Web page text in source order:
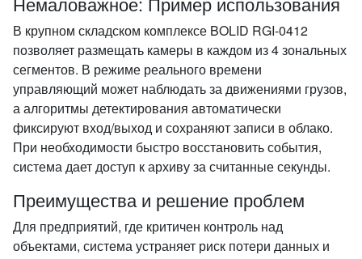
В крупном складском комплексе BOLID RGI‑0412
позволяет размещать камеры в каждом из 4 зональных
сегментов. В режиме реального времени
управляющий может наблюдать за движениями грузов,
а алгоритмы детектирования автоматически
фиксируют вход/выход и сохраняют записи в облако.
При необходимости быстро восстановить события,
система дает доступ к архиву за считанные секунды.
Преимущества и решение проблем
Для предприятий, где критичен контроль над
объектами, система устраняет риск потери данных и